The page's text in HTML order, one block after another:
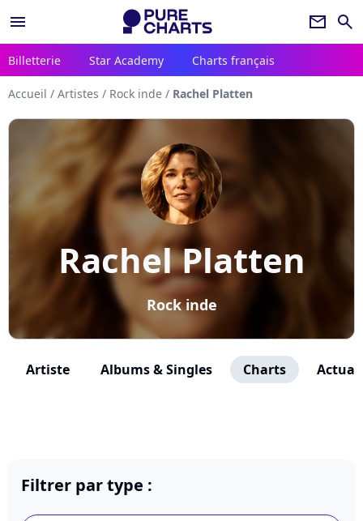
menu newsletter search
Billetterie Star Academy Charts français
Accueil / Artistes / Rock inde / Rachel Platten
Rachel Platten
Rock inde
Artiste Albums & Singles Charts
Filtrer par type :